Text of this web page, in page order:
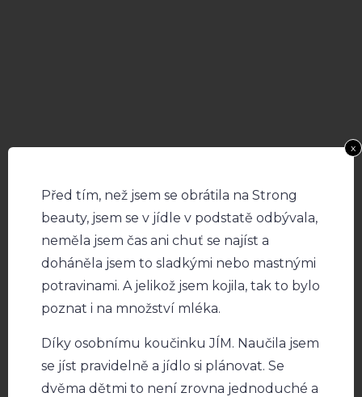
Před tím, než jsem se obrátila na Strong
beauty, jsem se v jídle v podstatě odbývala,
neměla jsem čas ani chuť se najíst a
doháněla jsem to sladkými nebo mastnými
potravinami. A jelikož jsem kojila, tak to bylo
poznat i na množství mléka.
Díky osobnímu koučinku JÍM. Naučila jsem
se jíst pravidelně a jídlo si plánovat. Se
dvěma dětmi to není zrovna jednoduché a
x